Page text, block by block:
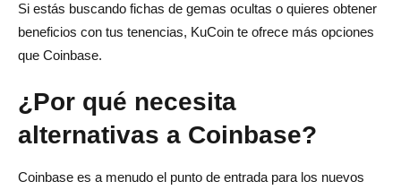
Si estás buscando fichas de gemas ocultas o quieres obtener
beneficios con tus tenencias, KuCoin te ofrece más opciones
que Coinbase.
¿Por qué necesita
alternativas a Coinbase?
Coinbase es a menudo el punto de entrada para los nuevos